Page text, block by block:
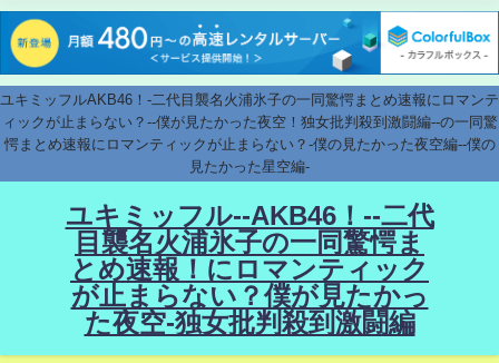
ユキミッフルAKB46！-二代目襲名火浦氷子の一同驚愕まとめ速報にロマンテ
ィックが止まらない？--僕が見たかった夜空！独女批判殺到激闘編--の一同驚
愕まとめ速報にロマンティックが止まらない？-僕の見たかった夜空編--僕の
見たかった星空編-
ユキミッフル--AKB46！--二代
目襲名火浦氷子の一同驚愕ま
とめ速報！にロマンティック
が止まらない？僕が見たかっ
た夜空-独女批判殺到激闘編